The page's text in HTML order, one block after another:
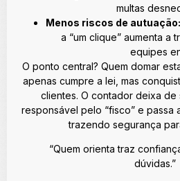
multas
Menos riscos de autuação:
a “um clique” aumenta a
equipes
O ponto central? Quem domar
apenas cumpre a lei, mas
clientes. O contador deixa de
responsável pelo “fisco” e passa
trazendo segurança
“Quem orienta traz
dúvidas.”